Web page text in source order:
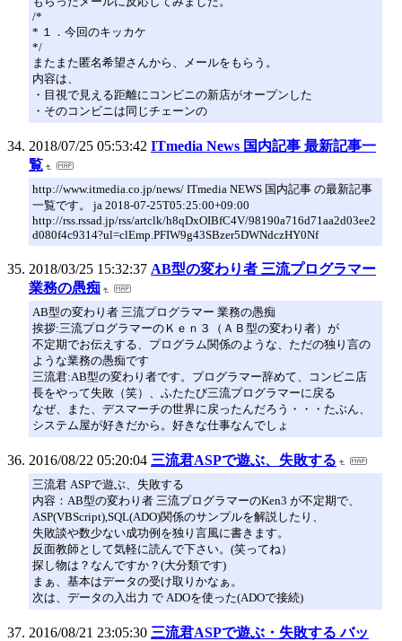
/*
* １．今回のキッカケ
*/
またまた匿名希望さんから、メールをもらう。
内容は、
・目視で見える距離にコンビニの新店がオープンした
・そのコンビニは同じチェーンの
2018/07/25 05:53:42 ITmedia News 国内記事 最新記事一
覧
http://www.itmedia.co.jp/news/ ITmedia NEWS 国内記事 の最新記事
一覧です。 ja 2018-07-25T05:25:00+09:00
http://rss.rssad.jp/rss/artclk/h8qDxOIBfC4V/98190a716d71aa2d03ee2
d080f4c9314?ul=clEmp.PFIW9g43SBzer5DWNdczHY0Nf
2018/03/25 15:32:37 AB型の変わり者 三流プログラマー
業務の愚痴
AB型の変わり者 三流プログラマー 業務の愚痴
挨拶:三流プログラマーのＫｅｎ３（ＡＢ型の変わり者）が
不定期でお伝えする、プログラム関係のような、ただの独り言の
ような業務の愚痴です
三流君:AB型の変わり者です。プログラマー辞めて、コンビニ店
長をやって失敗（笑）、ふたたび三流プログラマーに戻る
なぜ、また、デスマーチの世界に戻ったんだろう・・・たぶん、
システム屋が好きだから。好きな仕事なんでしょ
2016/08/22 05:20:04 三流君ASPで遊ぶ、失敗する
三流君 ASPで遊ぶ、失敗する
内容：AB型の変わり者 三流プログラマーのKen3 が不定期で、
ASP(VBScript),SQL(ADO)関係のサンプルを解説したり、
失敗談や数少ない成功例を独り言風に書きます。
反面教師として気軽に読んで下さい。(笑ってね）
探し物は？なんですか？(大分類です)
まぁ、基本はデータの受け取りかなぁ。
次は、データの入出力 で ADOを使った(ADOで接続)
2016/08/21 23:05:30 三流君ASPで遊ぶ・失敗する バッ